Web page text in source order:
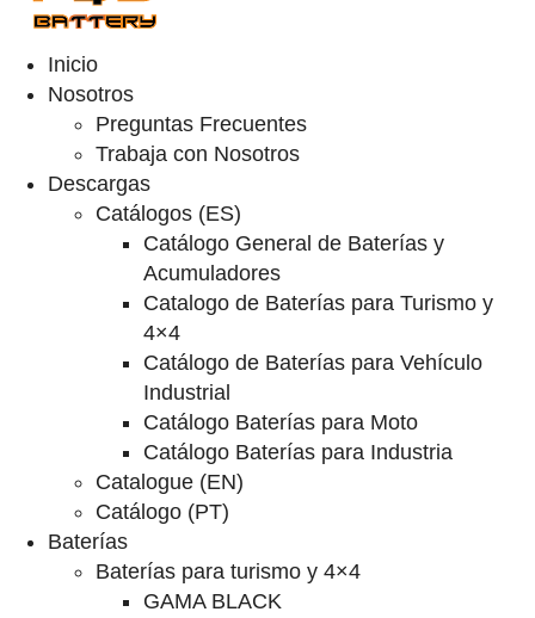
Inicio
Nosotros
Preguntas Frecuentes
Trabaja con Nosotros
Descargas
Catálogos (ES)
Catálogo General de Baterías y
Acumuladores
Catalogo de Baterías para Turismo y
4×4
Catálogo de Baterías para Vehículo
Industrial
Catálogo Baterías para Moto
Catálogo Baterías para Industria
Catalogue (EN)
Catálogo (PT)
Baterías
Baterías para turismo y 4×4
GAMA BLACK